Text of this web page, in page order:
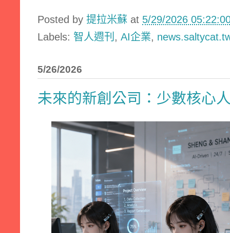
Posted by 提拉米蘇 at 5/29/2026
Labels: 智人週刊 , AI企業,
5/26/2026
未來的新創公司：少數核心